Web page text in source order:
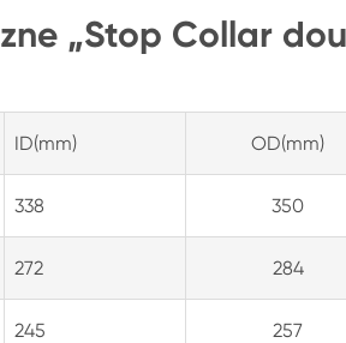
„Stop Collar
ID(mm) OD(mm)
338 350
272 284
245 257